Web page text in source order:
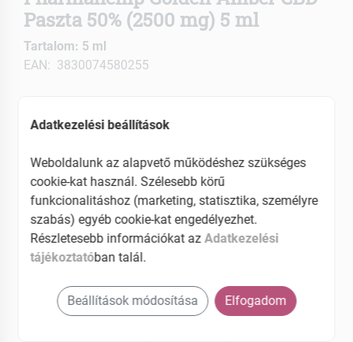
Paszta 50% (2500 mg) 5 ml
Tartalom: 5 ml
EAN: 3830074580255
Adatkezelési beállítások
Weboldalunk az alapvető működéshez szükséges
cookie-kat használ. Szélesebb körű
funkcionalitáshoz (marketing, statisztika, személyre
szabás) egyéb cookie-kat engedélyezhet.
Részletesebb információkat azAdatkezelési
tájékoztatóban talál.
Beállítások módosítása Elfogadom